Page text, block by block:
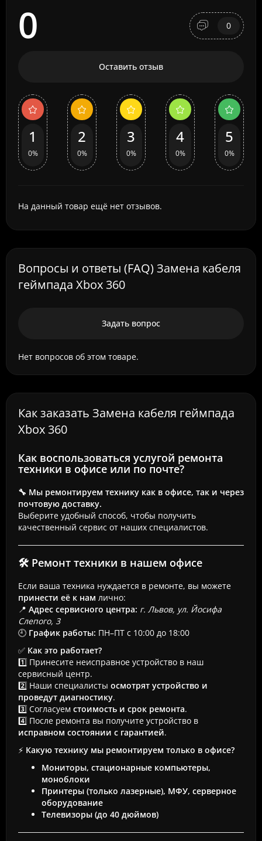
0 0
Оставить отзыв
1
0%
2
0%
3
0%
4
0%
5
0%
На данный товар ещё нет отзывов.
Вопросы и ответы (FAQ) Замена кабеля
геймпада Xbox 360
Задать вопрос
Нет вопросов об этом товаре.
Как заказать Замена кабеля геймпада
Xbox 360
Как воспользоваться услугой ремонта
техники в офисе или по почте?
🔧 Мы ремонтируем технику как в офисе, так и через
почтовую доставку.
Выберите удобный способ, чтобы получить
качественный сервис от наших специалистов.
🛠 Ремонт техники в нашем офисе
Если ваша техника нуждается в ремонте, вы можете
принести её к нам лично:
📍 Адрес сервисного центра: г. Львов, ул. Йосифа
Слепого, 3
🕘 График работы: ПН–ПТ с 10:00 до 18:00
✅ Как это работает?
1️⃣ Принесите неисправное устройство в наш
сервисный центр.
2️⃣ Наши специалисты осмотрят устройство и
проведут диагностику.
3️⃣ Согласуем стоимость и срок ремонта.
4️⃣ После ремонта вы получите устройство в
исправном состоянии с гарантией.
⚡ Какую технику мы ремонтируем только в офисе?
Мониторы, стационарные компьютеры,
моноблоки
Принтеры (только лазерные), МФУ, серверное
оборудование
Телевизоры (до 40 дюймов)